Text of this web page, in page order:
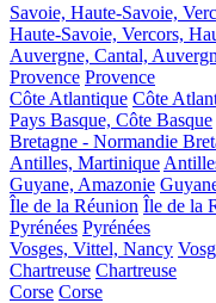
Savoie, Haute-Savoie,
Haute-Savoie, Vercors,
Auvergne, Cantal,
Provence Provence
Côte Atlantique Côte
Pays Basque, Côte Basque
Bretagne - Normandie
Antilles, Martinique
Guyane, Amazonie
Île de la Réunion Île de la
Pyrénées Pyrénées
Vosges, Vittel, Nancy
Chartreuse Chartreuse
Corse Corse